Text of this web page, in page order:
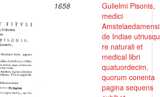
1658
Gulielmi Pisonis,
medici
de Indiae
re naturali et
medical libri
quatuordecim,
quorum conenta
pagina sequens